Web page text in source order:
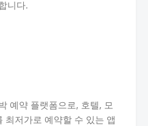
니다.
예약 플랫폼으로, 호텔, 모
최저가로 예약할 수 있는 앱